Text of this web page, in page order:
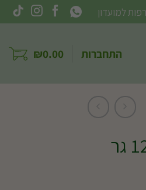
למועדון
התחברות ₪0.00